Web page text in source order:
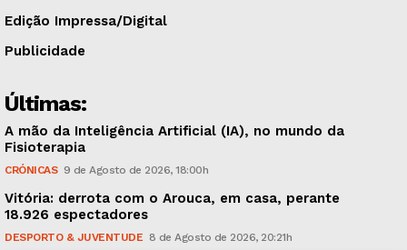
Edição Impressa/Digital
Publicidade
Últimas:
A mão da Inteligência Artificial (IA), no mundo da
Fisioterapia
CRÓNICAS 9 de Agosto de 2026, 18:00h
Vitória: derrota com o Arouca, em casa, perante
18.926 espectadores
DESPORTO & JUVENTUDE 8 de Agosto de 2026, 20:21h